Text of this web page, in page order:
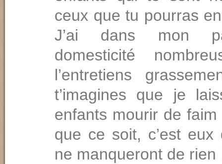
ceux que tu pourras
J’ai dans mon
domesticité
l’entretiens
t’imagines que je
enfants mourir de faim
que ce soit, c’est eux
ne manqueront de rien